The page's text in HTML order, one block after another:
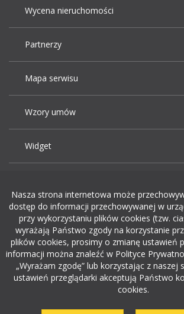
Wycena nieruchomości
Partnerzy
Mapa serwisu
Wzory umów
Widget
Dodaj ogłoszenie o pracę
rekrutacja w it
Nasza strona internetowa może
dostęp do informacji przechowywanej w
przy wykorzystaniu plików cookies (tzw.
wyrażają Państwo zgody na korzystanie
plików cookies, prosimy o zmianę ustawień
informacji można znaleźć w Polityce
„Wyrażam zgodę” lub korzystając z naszej
ustawień przeglądarki akceptują Państwo
cookies.